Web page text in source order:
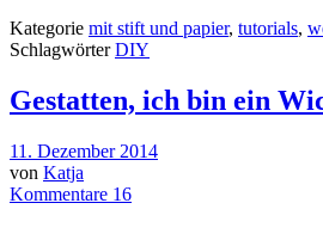
Kategorie mit stift und papier, tutorials,
SchlagwörterDIY
Gestatten, ich bin ein
11. Dezember 2014
von Katja
Kommentare 16